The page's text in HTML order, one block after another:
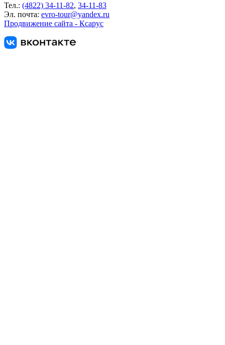
Тел.: (4822) 34-11-82, 34-11-83
Эл. почта: evro-tour@yandex.ru
Продвижение сайта - Ксарус